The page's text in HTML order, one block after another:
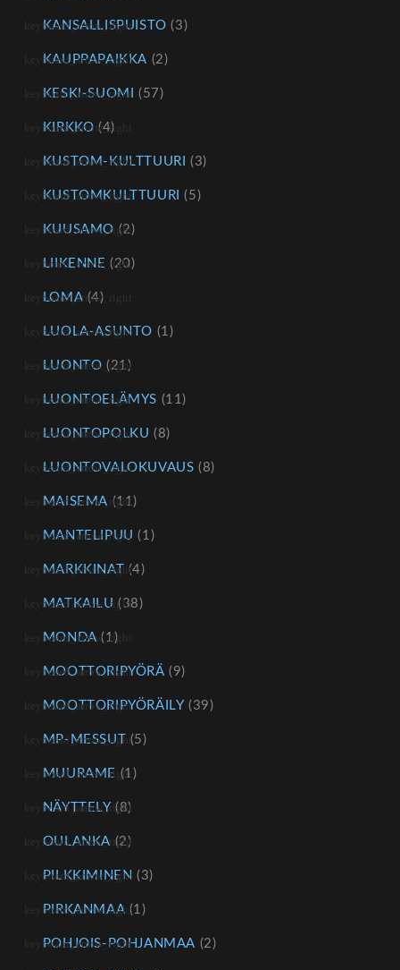
KANSALLISPUISTO (3)
KAUPPAPAIKKA (2)
KESKI-SUOMI (57)
KIRKKO (4)
KUSTOM-KULTTUURI (3)
KUSTOMKULTTUURI (5)
KUUSAMO (2)
LIIKENNE (20)
LOMA (4)
LUOLA-ASUNTO (1)
LUONTO (21)
LUONTOELÄMYS (11)
LUONTOPOLKU (8)
LUONTOVALOKUVAUS (8)
MAISEMA (11)
MANTELIPUU (1)
MARKKINAT (4)
MATKAILU (38)
MONDA (1)
MOOTTORIPYÖRÄ (9)
MOOTTORIPYÖRÄILY (39)
MP-MESSUT (5)
MUURAME (1)
NÄYTTELY (8)
OULANKA (2)
PILKKIMINEN (3)
PIRKANMAA (1)
POHJOIS-POHJANMAA (2)